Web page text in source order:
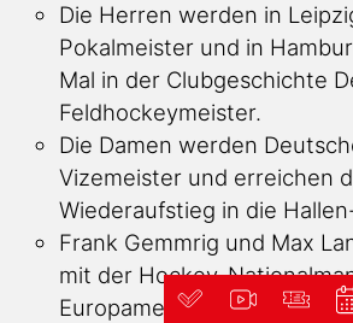
Die Herren werden in
Pokalmeister und in
Mal in der Clubgeschichte
Feldhockeymeister.
Die Damen werden
Vizemeister und erreichen
Wiederaufstieg in die
Frank Gemmrig und Max
mit der Hockey-
Europameister.